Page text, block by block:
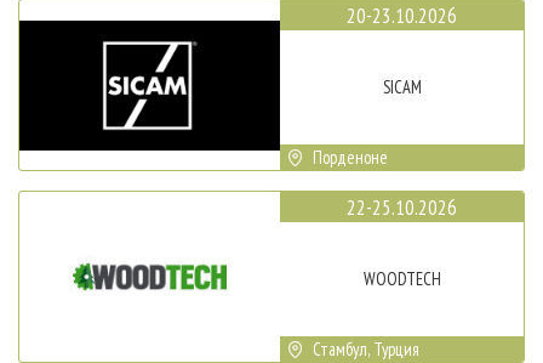
20-23.10.2026
SICAM
Порденоне
22-25.10.2026
WOODTECH
Стамбул, Турция